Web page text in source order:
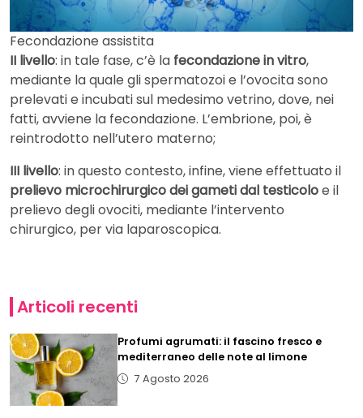
Fecondazione assistita
II livello: in tale fase, c’è la fecondazione in vitro,
mediante la quale gli spermatozoi e l’ovocita sono
prelevati e incubati sul medesimo vetrino, dove, nei
fatti, avviene la fecondazione. L’embrione, poi, è
reintrodotto nell’utero materno;
III livello: in questo contesto, infine, viene effettuato il
prelievo microchirurgico dei gameti dal testicoloe il
prelievo degli ovociti, mediante l’intervento
chirurgico, per via laparoscopica.
Articoli recenti
Profumi agrumati: il fascino fresco e
mediterraneo delle note al limone
7 Agosto 2026